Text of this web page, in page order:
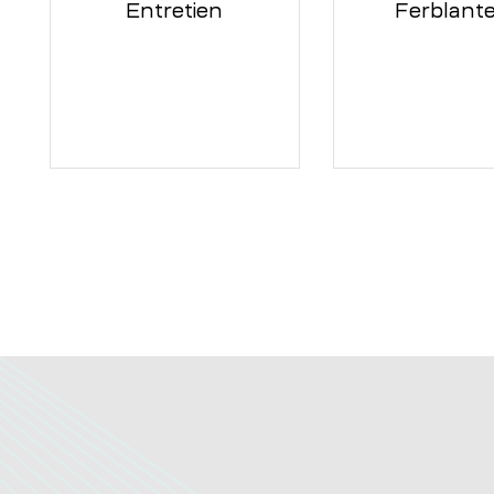
Entretien